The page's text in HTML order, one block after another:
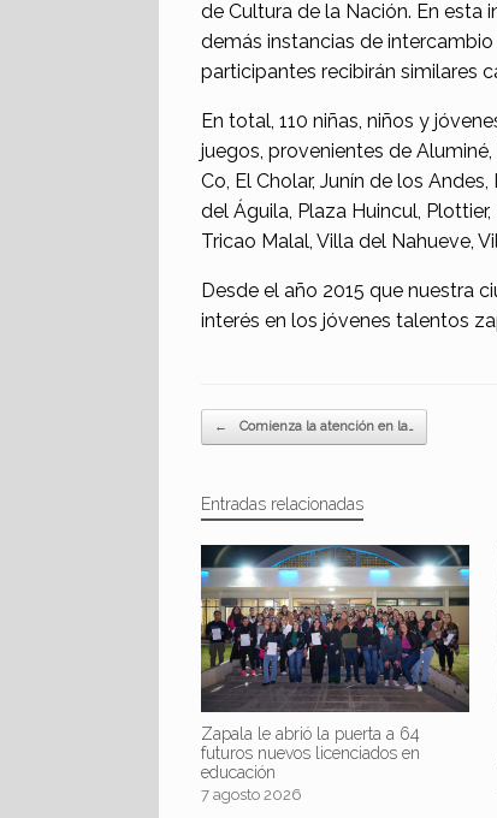
de Cultura de la Nación. En esta
demás instancias de
participantes recibirán similares
En total, 110 niñas, niños y
juegos, provenientes de
Co, El Cholar, Junín de los
del Águila, Plaza Huincul,
Tricao Malal, Villa del Nahueve,
Desde el año 2015 que nuestra
interés en los jóvenes talentos
Navegador de artículos
← Comienza la atención en la…
Entradas relacionadas
Zapala le abrió la puerta a 64
futuros nuevos licenciados en
educación
7 agosto 2026